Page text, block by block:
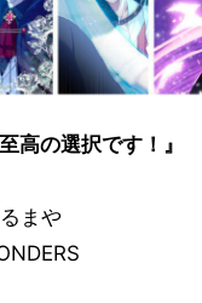
高の選択です！』
まや